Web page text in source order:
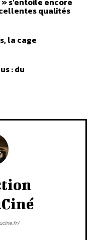
qualités
la cage
: du